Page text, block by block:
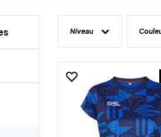
Niveau